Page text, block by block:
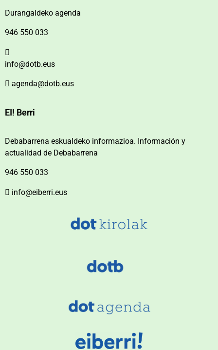
Durangaldeko agenda
946 550 033
info@dotb.eus
agenda@dotb.eus
EI! Berri
Debabarrena eskualdeko informazioa. Información y
actualidad de Debabarrena
946 550 033
info@eiberri.eus